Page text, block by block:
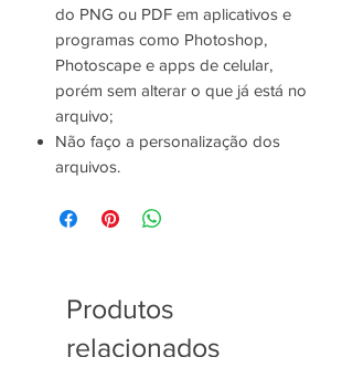
do PNG ou PDF em aplicativos e
programas como Photoshop,
Photoscape e apps de celular,
porém sem alterar o que já está no
arquivo;
Não faço a personalização dos
arquivos.
Produtos
relacionados